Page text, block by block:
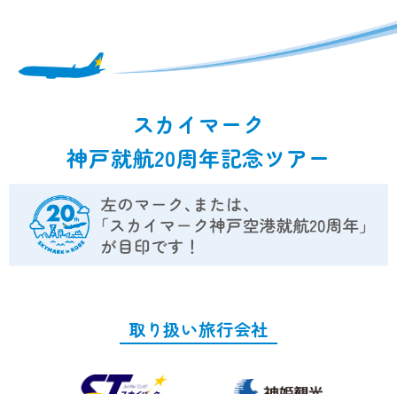
けがえのない経験となっています。そして
カウンター業務で培った、笑顔を絶やさな
いこととスムーズに仕事を進めるための
ットーです。
スカイマークはアットホームな社風です
が、特に神戸のスカイマーク職員はお客様
との距離が近いと感じています。それは、
カウンターまわりの季節のデコレーション
をはじめ、神戸のことばが持つやわらかな
響き、困っている方を放っておけない職員
て伝えていきたいです。
神戸空港は、航空整備士として2度目の開
港でした。開港1ヵ月前から準備が始ま
要書類の作成、整備機材の配置、試験飛行
など、就航前のさまざまな業務を経験しま
した。
機が、悪天候のため到着できない事態にな
りました。当日の朝、到着した飛行機を折
り返し便として、無事定時に出発させるこ
体が無事に離陸するのを見届けるまでが、
整備士としての使命であり喜びでもあると
スカイマーク
神戸就航20周年記念ツアー
取り扱い旅行会社